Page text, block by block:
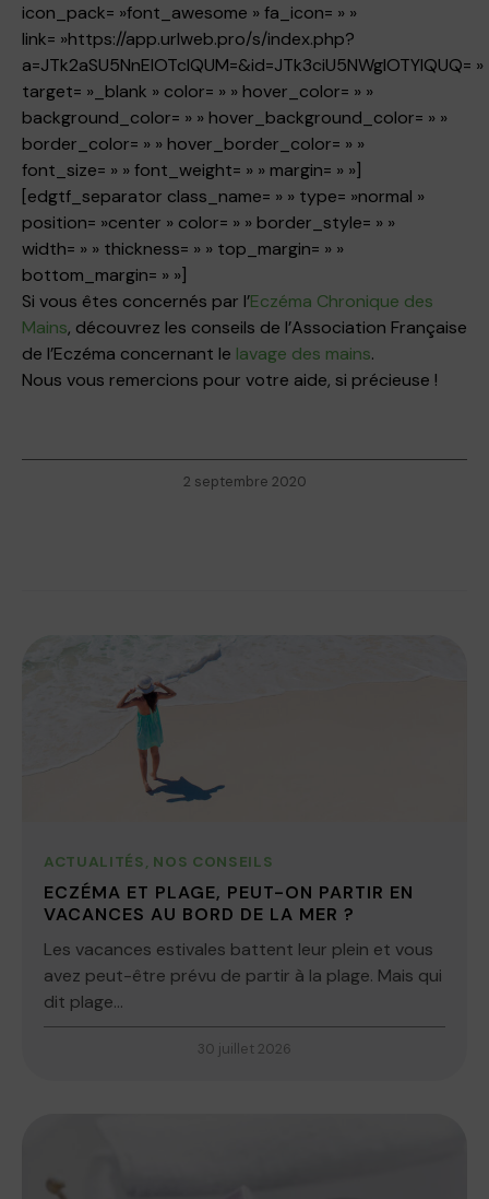
icon_pack= »font_awesome » fa_icon= » »
link= »https://app.urlweb.pro/s/index.php?
a=JTk2aSU5NnElOTclQUM=&id=JTk3ciU5NWglOTYlQUQ= »
target= »_blank » color= » » hover_color= » »
background_color= » » hover_background_color= » »
border_color= » » hover_border_color= » »
font_size= » » font_weight= » » margin= » »]
[edgtf_separator class_name= » » type= »normal »
position= »center » color= » » border_style= » »
width= » » thickness= » » top_margin= » »
bottom_margin= » »]
Si vous êtes concernés par l’Eczéma Chronique des
Mains, découvrez les conseils de l’Association Française
de l’Eczéma concernant le lavage des mains.
Nous vous remercions pour votre aide, si précieuse !
2 septembre 2020
ACTUALITÉS, NOS CONSEILS
ECZÉMA ET PLAGE, PEUT-ON PARTIR EN
VACANCES AU BORD DE LA MER ?
Les vacances estivales battent leur plein et vous
avez peut-être prévu de partir à la plage. Mais qui
dit plage...
30 juillet 2026